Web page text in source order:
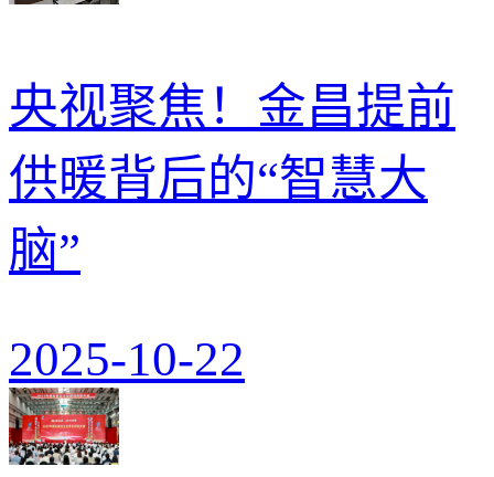
央视聚焦！金昌提前
供暖背后的“智慧大
脑”
2025-10-22